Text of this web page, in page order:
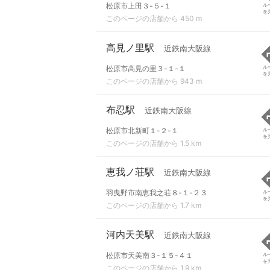
松原市上田３-５-１
このページの店舗から 450 m
ル
を
高見ノ里駅 近鉄南大阪線
松原市高見の里３-１-１
このページの店舗から 943 m
ル
を
布忍駅 近鉄南大阪線
松原市北新町１-２-１
このページの店舗から 1.5 km
ル
を
恵我ノ荘駅 近鉄南大阪線
羽曳野市南恵我之荘８-１-２３
このページの店舗から 1.7 km
ル
を
河内天美駅 近鉄南大阪線
松原市天美南３-１５-４１
このページの店舗から 1.9 km
ル
を